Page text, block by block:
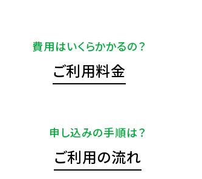
費用はいくらかかるの？
ご利用料金
申し込みの手順は？
ご利用の流れ